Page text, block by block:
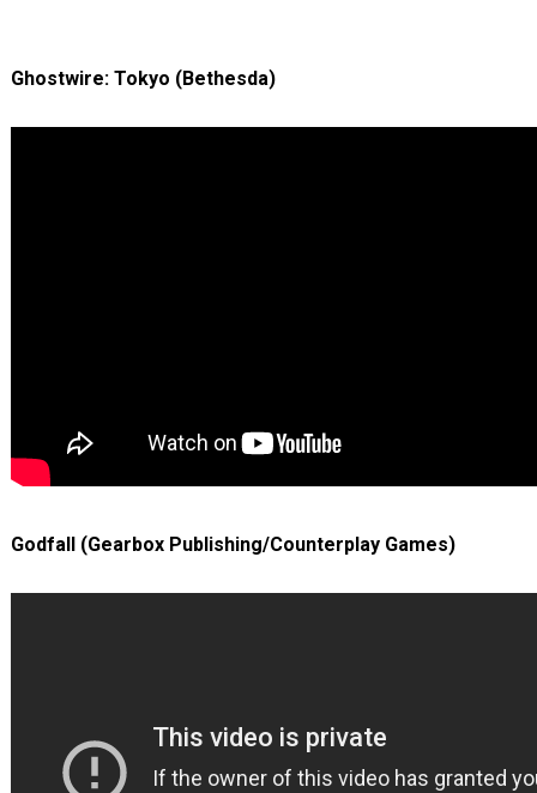
Ghostwire: Tokyo (Bethesda)
Godfall (Gearbox Publishing/Counterplay Games)